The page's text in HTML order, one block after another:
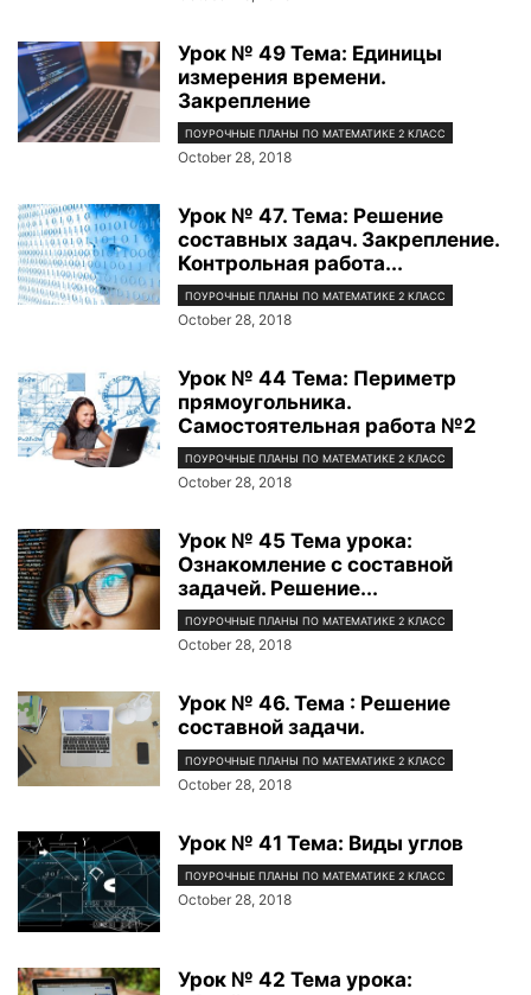
Урок № 49 Тема: Единицы
измерения времени.
Закрепление
ПОУРОЧНЫЕ ПЛАНЫ ПО МАТЕМАТИКЕ 2 КЛАСС
October 28, 2018
Урок № 47. Тема: Решение
составных задач. Закрепление.
Контрольная работа...
ПОУРОЧНЫЕ ПЛАНЫ ПО МАТЕМАТИКЕ 2 КЛАСС
October 28, 2018
Урок № 44 Тема: Периметр
прямоугольника.
Самостоятельная работа №2
ПОУРОЧНЫЕ ПЛАНЫ ПО МАТЕМАТИКЕ 2 КЛАСС
October 28, 2018
Урок № 45 Тема урока:
Ознакомление с составной
задачей. Решение...
ПОУРОЧНЫЕ ПЛАНЫ ПО МАТЕМАТИКЕ 2 КЛАСС
October 28, 2018
Урок № 46. Тема : Решение
составной задачи.
ПОУРОЧНЫЕ ПЛАНЫ ПО МАТЕМАТИКЕ 2 КЛАСС
October 28, 2018
Урок № 41 Тема: Виды углов
ПОУРОЧНЫЕ ПЛАНЫ ПО МАТЕМАТИКЕ 2 КЛАСС
October 28, 2018
Урок № 42 Тема урока: